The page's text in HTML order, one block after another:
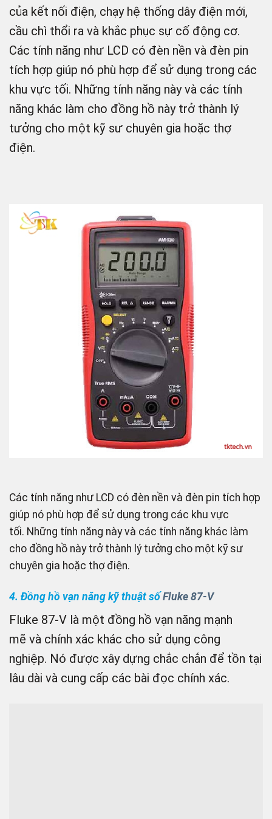
của kết nối điện, chạy hệ thống dây điện mới,
cầu chì thổi ra và khắc phục sự cố động cơ.
Các tính năng như LCD có đèn nền và đèn pin
tích hợp giúp nó phù hợp để sử dụng trong các
khu vực tối. Những tính năng này và các tính
năng khác làm cho đồng hồ này trở thành lý
tưởng cho một kỹ sư chuyên gia hoặc thợ
điện.
Các tính năng như LCD có đèn nền và đèn pin tích hợp
giúp nó phù hợp để sử dụng trong các khu vực
tối. Những tính năng này và các tính năng khác làm
cho đồng hồ này trở thành lý tưởng cho một kỹ sư
chuyên gia hoặc thợ điện.
4. Đồng hồ vạn năng kỹ thuật sốFluke 87-V
Fluke 87-V là một đồng hồ vạn năng mạnh
mẽ và chính xác khác cho sử dụng công
nghiệp. Nó được xây dựng chắc chắn để tồn tại
lâu dài và cung cấp các bài đọc chính xác.